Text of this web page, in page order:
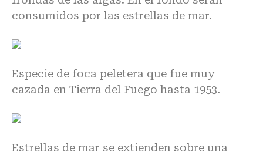
consumidos por las estrellas de mar.
Especie de foca peletera que fue muy
cazada en Tierra del Fuego hasta 1953.
Estrellas de mar se extienden sobre una